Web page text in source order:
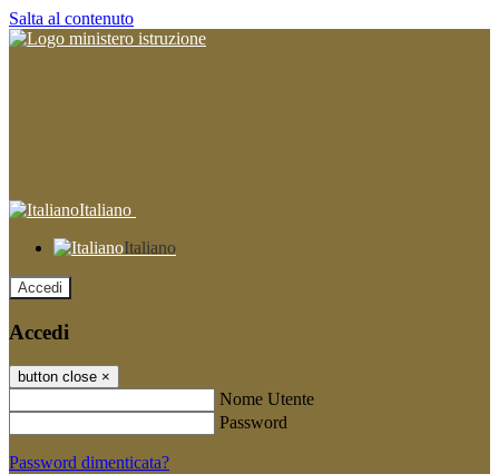
Salta al contenuto
Italiano
Italiano
Accedi
Accedi
button close ×
Nome Utente
Password
Password dimenticata?